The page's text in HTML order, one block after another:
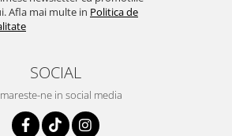
Afla mai multe in Politica de
SOCIAL
ne in social media